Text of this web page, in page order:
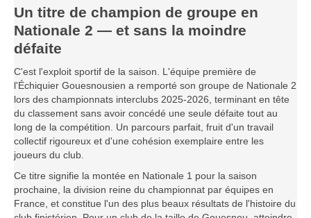
Saison 2011-2012
Saison 2010-2011
Saison 2009-2010
Saison 2008-2009
Les organisations
Les palmarès
L'Open de Noël
Les Rapides
Les tournois de saison
Le Challenge Blitz
Un titre de champion de groupe en
Nationale 2 — et sans la moindre
défaite
C'est l'exploit sportif de la saison. L'équipe première de
l'Échiquier Gouesnousien a remporté son groupe de Nationale 2
lors des championnats interclubs 2025-2026, terminant en tête
du classement sans avoir concédé une seule défaite tout au
long de la compétition. Un parcours parfait, fruit d'un travail
collectif rigoureux et d'une cohésion exemplaire entre les
joueurs du club.
Ce titre signifie la montée en Nationale 1 pour la saison
prochaine, la division reine du championnat par équipes en
France, et constitue l'un des plus beaux résultats de l'histoire du